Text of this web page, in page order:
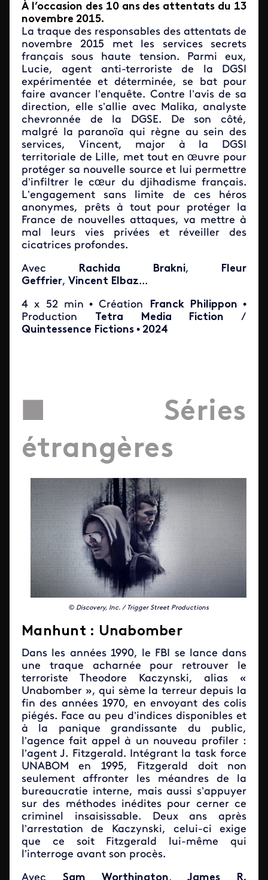
À l’occasion des 10 ans des attentats du 13
novembre 2015.
La traque des responsables des attentats de
novembre 2015 met les services secrets
français sous haute tension. Parmi eux,
Lucie, agent anti-terroriste de la DGSI
expérimentée et déterminée, se bat pour
faire avancer l’enquête. Contre l’avis de sa
direction, elle s’allie avec Malika, analyste
chevronnée de la DGSE. De son côté,
malgré la paranoïa qui règne au sein des
services, Vincent, major à la DGSI
territoriale de Lille, met tout en œuvre pour
protéger sa nouvelle source et lui permettre
d’infiltrer le cœur du djihadisme français.
L’engagement sans limite de ces héros
anonymes, prêts à tout pour protéger la
France de nouvelles attaques, va mettre à
mal leurs vies privées et réveiller des
cicatrices profondes.
Avec Rachida Brakni, Fleur
Geffrier, Vincent Elbaz...
4 x 52 min • Création Franck Philippon •
Production Tetra Media Fiction /
Quintessence Fictions • 2024
■ Séries
étrangères
© Discovery, Inc. / Trigger Street Productions
Manhunt : Unabomber
Dans les années 1990, le FBI se lance dans
une traque acharnée pour retrouver le
terroriste Theodore Kaczynski, alias «
Unabomber », qui sème la terreur depuis la
fin des années 1970, en envoyant des colis
piégés. Face au peu d’indices disponibles et
à la panique grandissante du public,
l’agence fait appel à un nouveau profiler :
l’agent J. Fitzgerald. Intégrant la task force
UNABOM en 1995, Fitzgerald doit non
seulement affronter les méandres de la
bureaucratie interne, mais aussi s’appuyer
sur des méthodes inédites pour cerner ce
criminel insaisissable. Deux ans après
l’arrestation de Kaczynski, celui-ci exige
que ce soit Fitzgerald lui-même qui
l’interroge avant son procès.
Avec Sam Worthington, James R.